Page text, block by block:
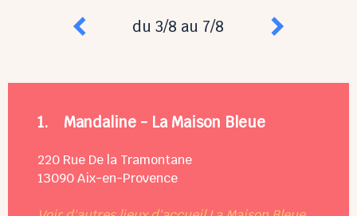
du 3/8 au 7/8
1. Mandaline - La Maison Bleue
220 Rue De la Tramontane
13090 Aix-en-Provence